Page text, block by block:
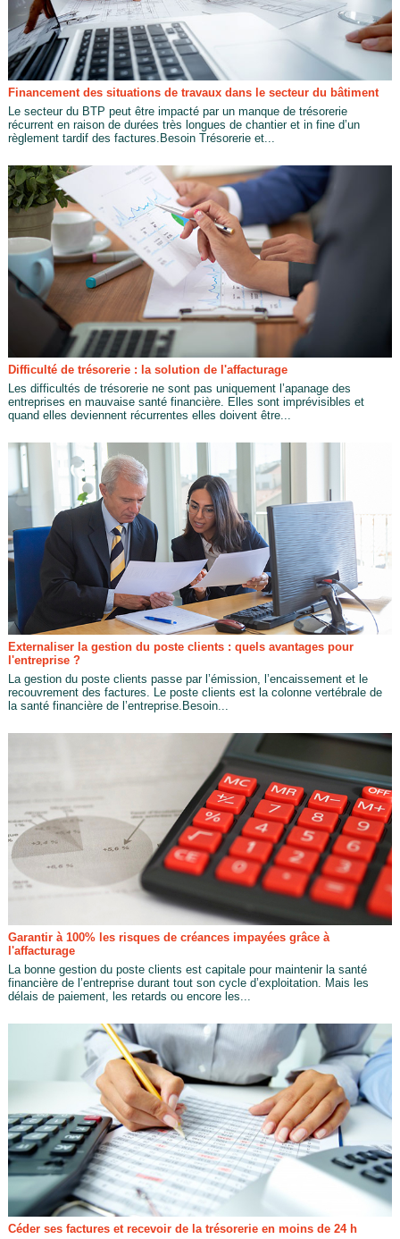
Financement des situations de travaux dans le secteur du bâtiment
Le secteur du BTP peut être impacté par un manque de trésorerie
récurrent en raison de durées très longues de chantier et in fine d’un
règlement tardif des factures.Besoin Trésorerie et...
Difficulté de trésorerie : la solution de l'affacturage
Les difficultés de trésorerie ne sont pas uniquement l’apanage des
entreprises en mauvaise santé financière. Elles sont imprévisibles et
quand elles deviennent récurrentes elles doivent être...
Externaliser la gestion du poste clients : quels avantages pour
l'entreprise ?
La gestion du poste clients passe par l’émission, l’encaissement et le
recouvrement des factures. Le poste clients est la colonne vertébrale de
la santé financière de l’entreprise.Besoin...
Garantir à 100% les risques de créances impayées grâce à
l'affacturage
La bonne gestion du poste clients est capitale pour maintenir la santé
financière de l’entreprise durant tout son cycle d’exploitation. Mais les
délais de paiement, les retards ou encore les...
Céder ses factures et recevoir de la trésorerie en moins de 24 h